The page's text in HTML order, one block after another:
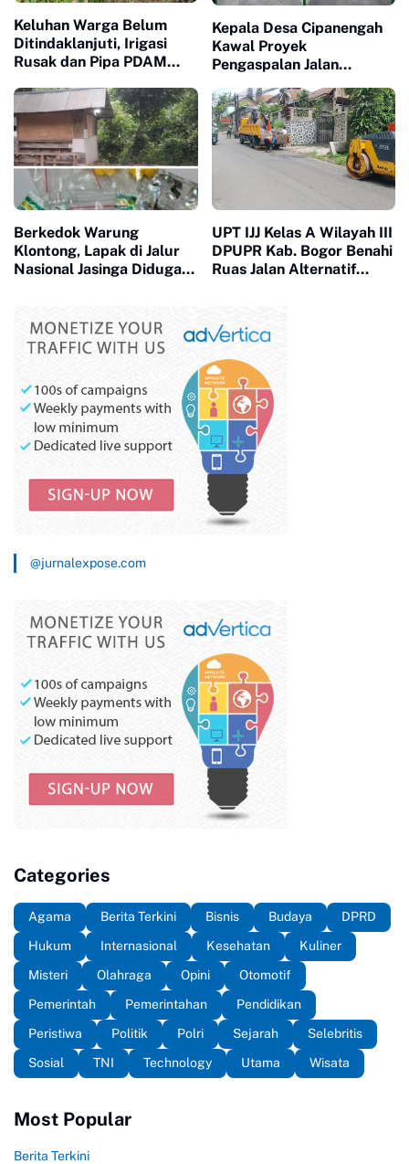
Keluhan Warga Belum
Ditindaklanjuti, Irigasi
Rusak dan Pipa PDAM
Singkawang
Kepala Desa Cipanengah
Kawal Proyek
Pengaspalan Jalan
Berkedok Warung
Klontong, Lapak di Jalur
Nasional Jasinga Diduga
APH Bertindak
UPT IJJ Kelas A Wilayah III
DPUPR Kab. Bogor Benahi
Ruas Jalan Alternatif
@jurnalexpose.com
Categories
Agama Berita Terkini Bisnis Budaya
DPRD
Hukum
Internasional Kesehatan
Kuliner
Misteri
Olahraga Opini
Otomotif
Pemerintah
Pemerintahan
Pendidikan
Peristiwa
Politik Polri Sejarah
Selebritis
Sosial
TNI Technology Utama Wisata
Most Popular
Berita Terkini